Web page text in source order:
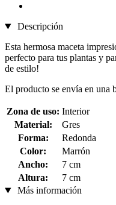
Descripción
Esta hermosa maceta
perfecto para tus plantas y
de estilo!
El producto se envía en una
Zona de uso: Interior
Material:
Gres
Forma:
Redonda
Color:
Marrón
Ancho:
7 cm
Altura:
7 cm
Más información